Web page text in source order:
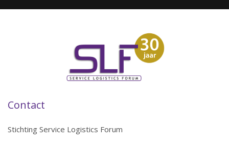
Contact
Stichting Service Logistics Forum